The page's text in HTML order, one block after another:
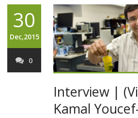
30
Dec,2015
0
Interview |
Kamal